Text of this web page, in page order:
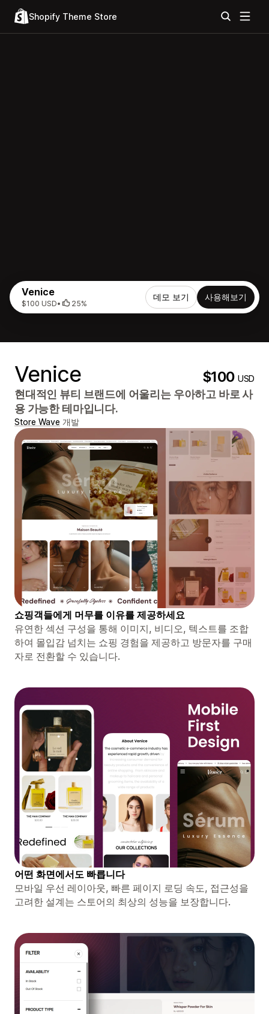
Shopify Theme Store
Venice
$100 USD• 25%
데모 보기 사용해보기
Venice $100USD
현대적인 뷰티 브랜드에 어울리는 우아하고 바로 사
용 가능한 테마입니다.
Store Wave 개발
쇼핑객들에게 머무를 이유를 제공하세요
유연한 섹션 구성을 통해 이미지, 비디오, 텍스트를 조합
하여 몰입감 넘치는 쇼핑 경험을 제공하고 방문자를 구매
자로 전환할 수 있습니다.
어떤 화면에서도 빠릅니다
모바일 우선 레이아웃, 빠른 페이지 로딩 속도, 접근성을
고려한 설계는 스토어의 최상의 성능을 보장합니다.